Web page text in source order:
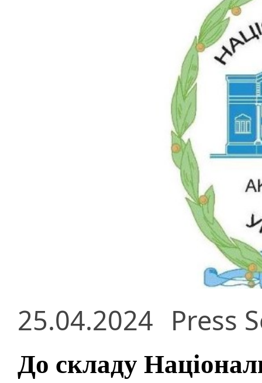
25.04.2024 Press
До складу